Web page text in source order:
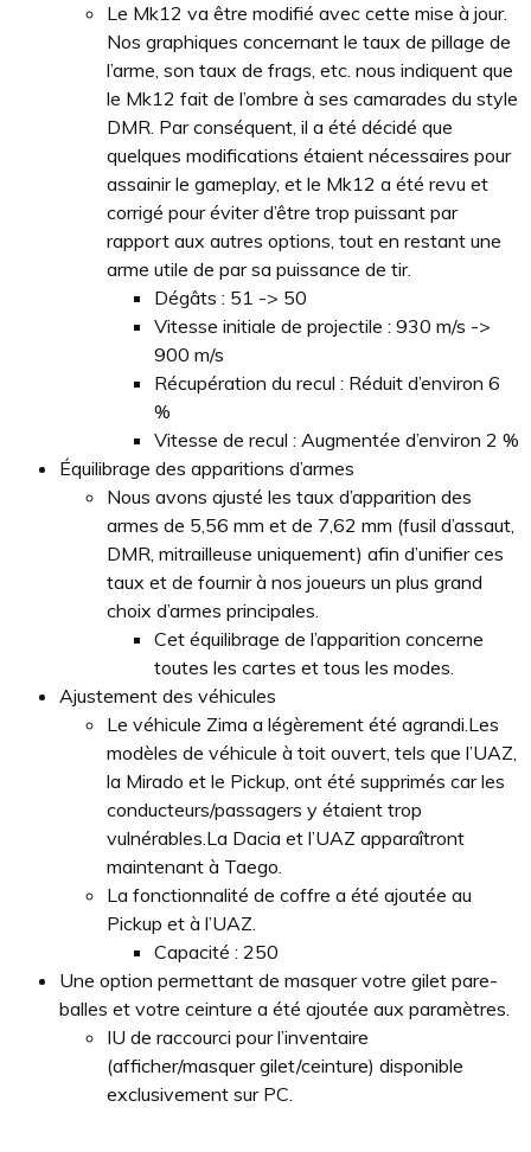
Le Mk12 va être modifié avec cette mise à jour.
Nos graphiques concernant le taux de pillage de
l’arme, son taux de frags, etc. nous indiquent que
le Mk12 fait de l’ombre à ses camarades du style
DMR. Par conséquent, il a été décidé que
quelques modifications étaient nécessaires pour
assainir le gameplay, et le Mk12 a été revu et
corrigé pour éviter d’être trop puissant par
rapport aux autres options, tout en restant une
arme utile de par sa puissance de tir.
Dégâts : 51 -> 50
Vitesse initiale de projectile : 930 m/s ->
900 m/s
Récupération du recul : Réduit d’environ 6
%
Vitesse de recul : Augmentée d’environ 2 %
Équilibrage des apparitions d’armes
Nous avons ajusté les taux d’apparition des
armes de 5,56 mm et de 7,62 mm (fusil d’assaut,
DMR, mitrailleuse uniquement) afin d’unifier ces
taux et de fournir à nos joueurs un plus grand
choix d’armes principales.
Cet équilibrage de l’apparition concerne
toutes les cartes et tous les modes.
Ajustement des véhicules
Le véhicule Zima a légèrement été agrandi.Les
modèles de véhicule à toit ouvert, tels que l’UAZ,
la Mirado et le Pickup, ont été supprimés car les
conducteurs/passagers y étaient trop
vulnérables.La Dacia et l’UAZ apparaîtront
maintenant à Taego.
La fonctionnalité de coffre a été ajoutée au
Pickup et à l’UAZ.
Capacité : 250
Une option permettant de masquer votre gilet pare-
balles et votre ceinture a été ajoutée aux paramètres.
IU de raccourci pour l’inventaire
(afficher/masquer gilet/ceinture) disponible
exclusivement sur PC.